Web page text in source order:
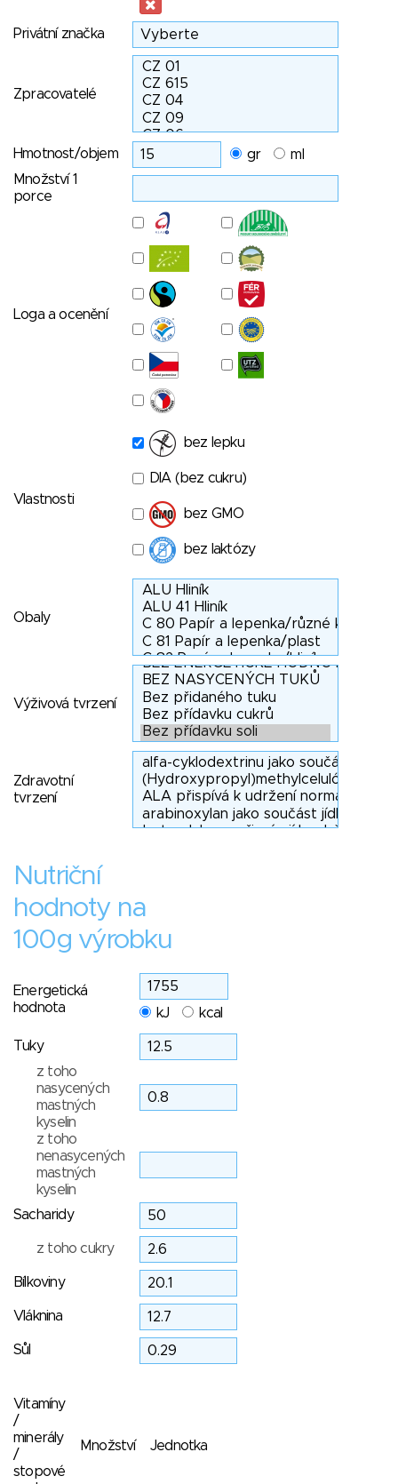
Privátní značka
Zpracovatelé
Hmotnost/objem gr
ml
Množství 1
porce
Loga a ocenění
Vlastnosti
bez lepku
DIA (bez cukru)
bez GMO
bez laktózy
Obaly
Výživová tvrzení
Zdravotní
tvrzení
Nutriční
hodnoty na
100g výrobku
Energetická
hodnota
kJ kcal
Tuky
z toho
nasycených
mastných
kyselin
z toho
nenasycených
mastných
kyselin
Sacharidy
z toho cukry
Bílkoviny
Vláknina
Sůl
Vitamíny
/
minerály
/
stopové
Množství Jednotka